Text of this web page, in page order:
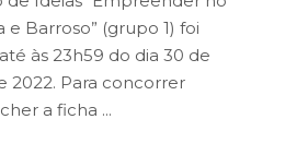
e Barroso” (grupo 1) foi
às 23h59 do dia 30 de
2022. Para concorrer
a ficha